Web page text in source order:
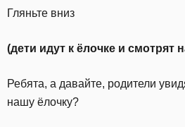
Гляньте вниз
(дети идут к ёлочке и смотрят
Ребята, а давайте, родители
нашу ёлочку?